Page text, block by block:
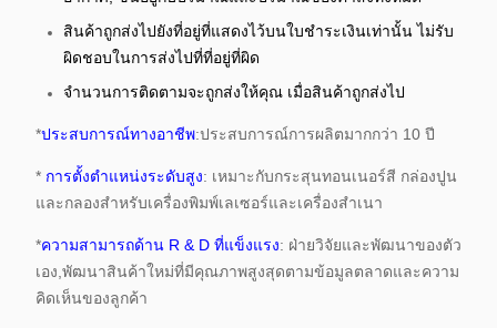
สินค้าถูกส่งไปยังที่อยู่ที่แสดงไว้บนใบชําระเงินเท่านั้น ไม่รับ
ผิดชอบในการส่งไปที่ที่อยู่ที่ผิด
จํานวนการติดตามจะถูกส่งให้คุณ เมื่อสินค้าถูกส่งไป
*ประสบการณ์ทางอาชีพ:ประสบการณ์การผลิตมากกว่า 10 ปี
* การตั้งตําแหน่งระดับสูง: เหมาะกับกระสุนทอนเนอร์สี กล่องปูน
และกลองสําหรับเครื่องพิมพ์เลเซอร์และเครื่องสําเนา
*ความสามารถด้าน R & D ที่แข็งแรง: ฝ่ายวิจัยและพัฒนาของตัว
เอง,พัฒนาสินค้าใหม่ที่มีคุณภาพสูงสุดตามข้อมูลตลาดและความ
คิดเห็นของลูกค้า